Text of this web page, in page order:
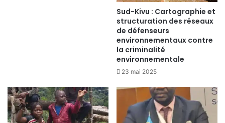
Sud-Kivu : Cartographie et
structuration des réseaux
de défenseurs
environnementaux contre
la criminalité
environnementale
23 mai 2025